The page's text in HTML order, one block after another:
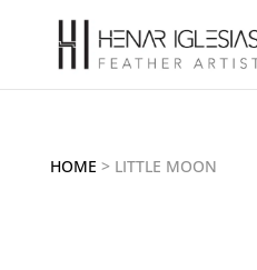
HOME > LITTLE MOON